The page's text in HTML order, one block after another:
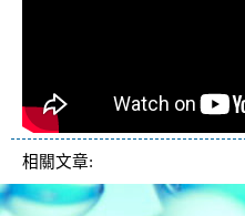
相關文章: